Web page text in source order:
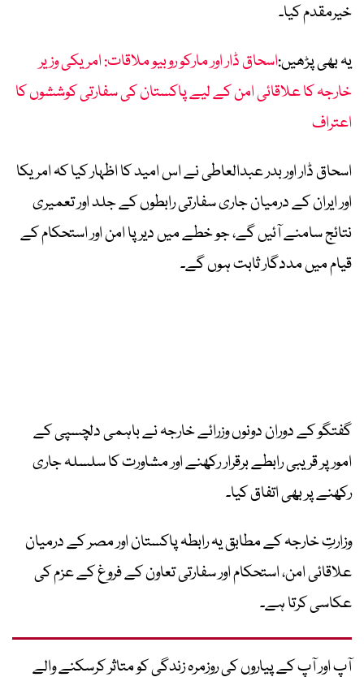
خیرمقدم کیا۔
یہ بھی پڑھیں:اسحاق ڈار اور مارکو روبیو ملاقات: امریکی وزیر
خارجہ کا علاقائی امن کے لیے پاکستان کی سفارتی کوششوں کا
اعتراف
اسحاق ڈار اور بدر عبدالعاطی نے اس امید کا اظہار کیا کہ امریکا
اور ایران کے درمیان جاری سفارتی رابطوں کے جلد اور تعمیری
نتائج سامنے آئیں گے، جو خطے میں دیرپا امن اور استحکام کے
قیام میں مددگار ثابت ہوں گے۔
گفتگو کے دوران دونوں وزرائے خارجہ نے باہمی دلچسپی کے
امور پر قریبی رابطے برقرار رکھنے اور مشاورت کا سلسلہ جاری
رکھنے پر بھی اتفاق کیا۔
وزارتِ خارجہ کے مطابق یہ رابطہ پاکستان اور مصر کے درمیان
علاقائی امن، استحکام اور سفارتی تعاون کے فروغ کے عزم کی
عکاسی کرتا ہے۔
آپ اور آپ کے پیاروں کی روزمرہ زندگی کو متاثر کرسکنے والے